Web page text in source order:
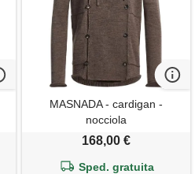
MASNADA - cardigan -
nocciola
168,00 €
Sped. gratuita